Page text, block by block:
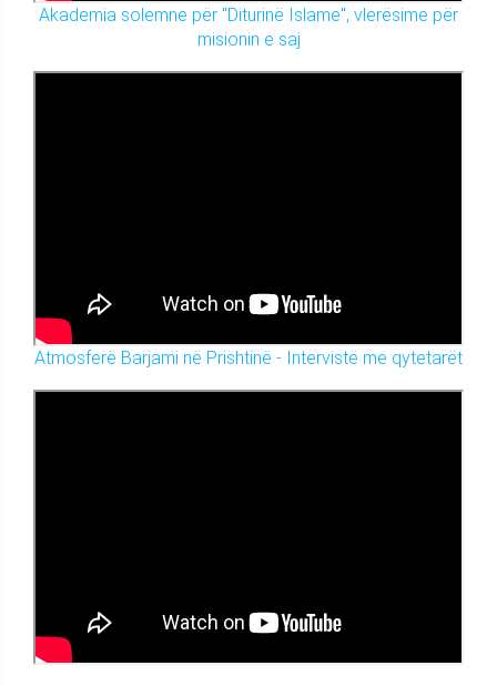
Akademia solemne për "Diturinë Islame", vlerësime për
misionin e saj
Atmosferë Barjami në Prishtinë - Intervistë me qytetarët